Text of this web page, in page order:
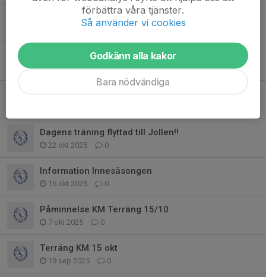
Julavslutning och föräldramöte
3 dec 2025 0
3 dec 2025 0
Dagens träning flyttad till Jollen!!
22 okt 2025 0
Information Innesäsongen
16 okt 2025 0
Påminnelse KM Terräng 15/10
7 okt 2025 0
Terräng KM 15 okt
19 sep 2025 0
förbättra våra tjänster.
Så använder vi cookies
Godkänn alla kakor
Bara nödvändiga